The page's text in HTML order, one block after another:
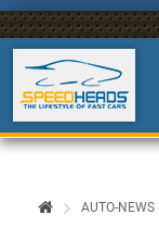
AUTO-NEWS